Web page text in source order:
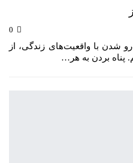
شدن با واقعیت‌های زندگی، از
پناه بردن به هر…